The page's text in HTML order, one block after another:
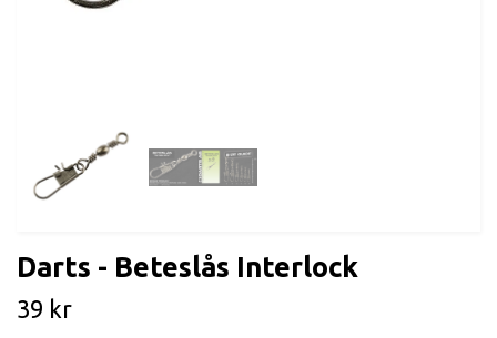
Darts - Beteslås Interlock
39 kr